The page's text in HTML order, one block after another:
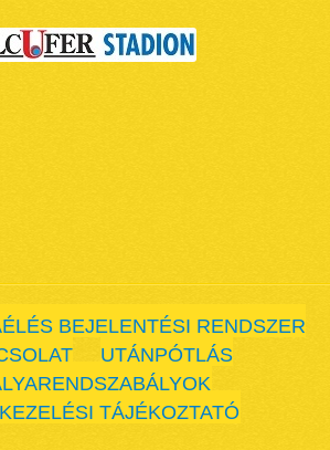
BEJELENTÉSI RENDSZER
UTÁNPÓTLÁS
TÁJÉKOZTATÓ